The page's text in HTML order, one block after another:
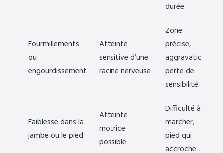
durée
Fourmillements
ou
engourdissement
Atteinte
sensitive d’une
racine nerveuse
Zone
précise,
aggravation,
perte de
sensibilité
Faiblesse dans la
jambe ou le pied
Atteinte
motrice
possible
Difficulté à
marcher,
pied qui
accroche